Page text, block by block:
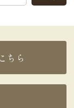
ちら